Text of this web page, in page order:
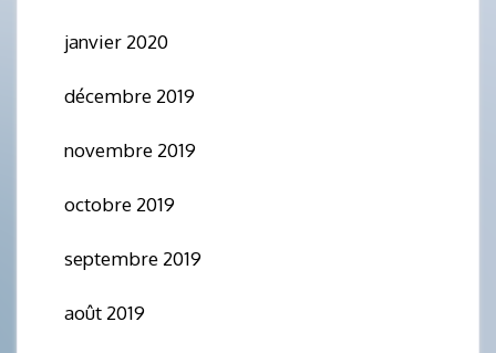
janvier 2020
décembre 2019
novembre 2019
octobre 2019
septembre 2019
août 2019